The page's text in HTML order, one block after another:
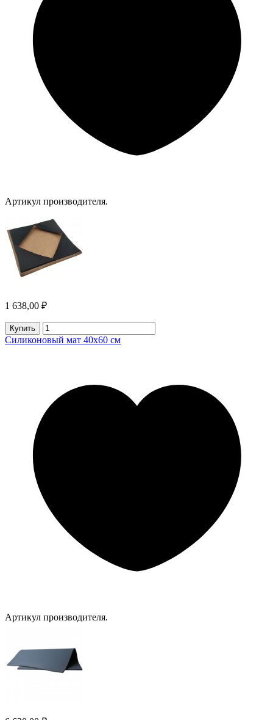
Артикул производителя.
1 638,00 ₽
Купить
Силиконовый мат 40х60 см
Артикул производителя.